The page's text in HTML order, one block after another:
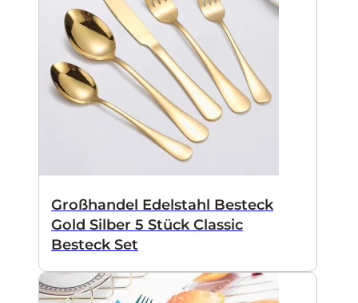
Großhandel Edelstahl Besteck
Gold Silber 5 Stück Classic
Besteck Set